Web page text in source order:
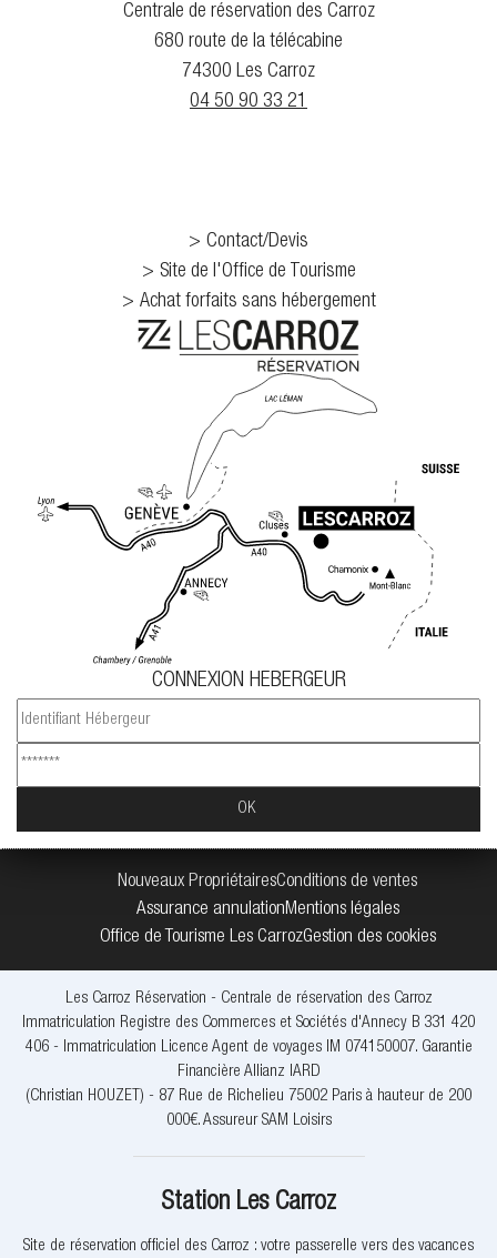
Centrale de réservation des Carroz
680 route de la télécabine
74300 Les Carroz
04 50 90 33 21
Contact/Devis
Site de l'Office de Tourisme
Achat forfaits sans hébergement
CONNEXION HEBERGEUR
Nouveaux PropriétairesConditions de ventes
Assurance annulationMentions légales
Office de Tourisme Les CarrozGestion des cookies
Les Carroz Réservation - Centrale de réservation des Carroz
Immatriculation Registre des Commerces et Sociétés d'Annecy B 331 420
406 - Immatriculation Licence Agent de voyages IM 074150007. Garantie
Financière Allianz IARD
(Christian HOUZET) - 87 Rue de Richelieu 75002 Paris à hauteur de 200
000€. Assureur SAM Loisirs
Station Les Carroz
Site de réservation officiel des Carroz : votre passerelle vers des vacances